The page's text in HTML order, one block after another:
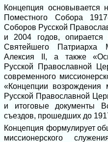
Концепция основывается
Поместного Собора
Соборов Русской
и 2004 годов, опирается
Святейшего Патриарха
Алексия II, а также
Русской Православной
современного
«Концепции возрождения
Русской Православной
и итоговые документы
съездов, прошедших до
Концепция формулирует
миссионерского